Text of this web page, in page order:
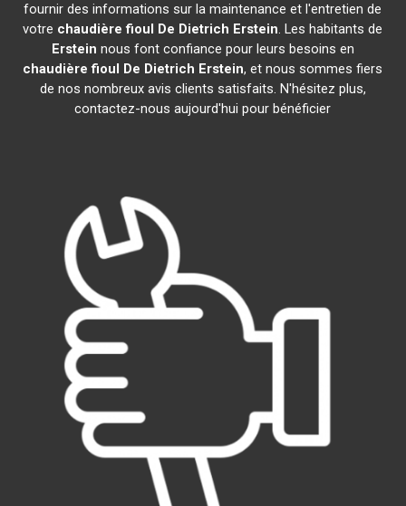
fournir des informations sur la maintenance et l'entretien de
votre chaudière fioul De Dietrich Erstein. Les habitants de
Erstein nous font confiance pour leurs besoins en
chaudière fioul De Dietrich Erstein, et nous sommes fiers
de nos nombreux avis clients satisfaits. N'hésitez plus,
contactez-nous aujourd'hui pour bénéficier